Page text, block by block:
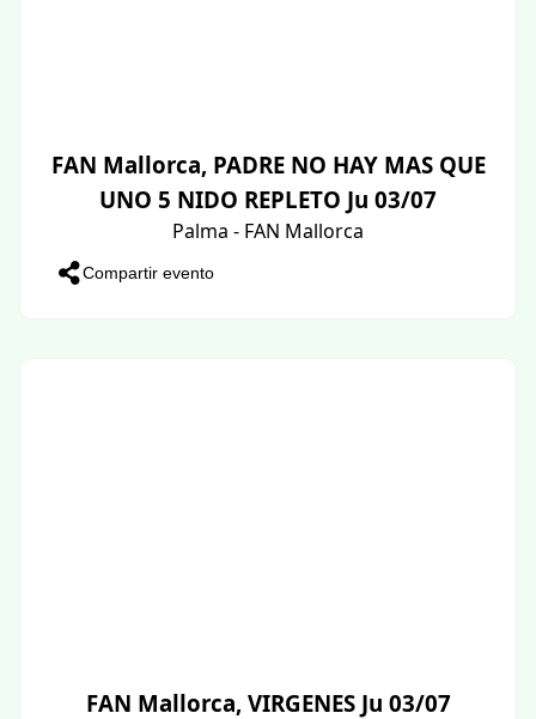
FAN Mallorca, PADRE NO HAY MAS QUE
UNO 5 NIDO REPLETO Ju 03/07
Palma - FAN Mallorca
Compartir evento
FAN Mallorca, VIRGENES Ju 03/07